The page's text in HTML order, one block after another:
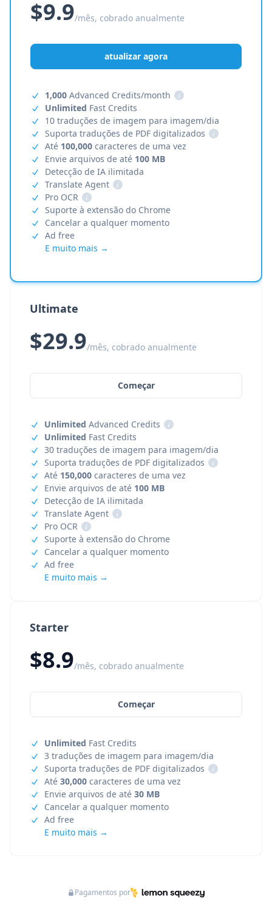
Starter
$8.9/mês, cobrado anualmente
Começar
Unlimited Fast Credits
3 traduções de imagem para imagem/dia
Suporta traduções de PDF digitalizados
i
Até 30,000 caracteres de uma vez
Envie arquivos de até 30 MB
Cancelar a qualquer momento
Ad free
E muito mais →
$9.9/mês, cobrado anualmente
atualizar agora
1,000 Advanced Credits/month
i
Unlimited Fast Credits
10 traduções de imagem para imagem/dia
Suporta traduções de PDF digitalizados
i
Até 100,000 caracteres de uma vez
Envie arquivos de até 100 MB
Detecção de IA ilimitada
Translate Agent
i
Pro OCR
i
Suporte à extensão do Chrome
Cancelar a qualquer momento
Ad free
E muito mais →
Ultimate
$29.9/mês, cobrado anualmente
Começar
Unlimited Advanced Credits
i
Unlimited Fast Credits
30 traduções de imagem para imagem/dia
Suporta traduções de PDF digitalizados
i
Até 150,000 caracteres de uma vez
Envie arquivos de até 100 MB
Detecção de IA ilimitada
Translate Agent
i
Pro OCR
i
Suporte à extensão do Chrome
Cancelar a qualquer momento
Ad free
E muito mais →
Pagamentos por